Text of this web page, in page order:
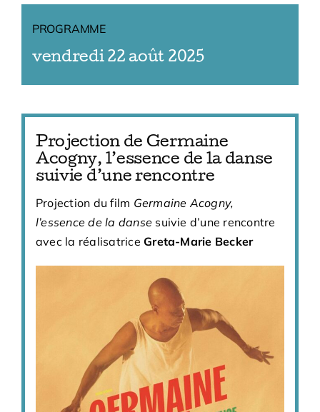
PROGRAMME
vendredi 22 août 2025
Projection de Germaine
Acogny, l’essence de la danse
suivie d’une rencontre
Projection du film Germaine Acogny,
l’essence de la danse suivie d’une rencontre
avec la réalisatriceGreta-Marie Becker